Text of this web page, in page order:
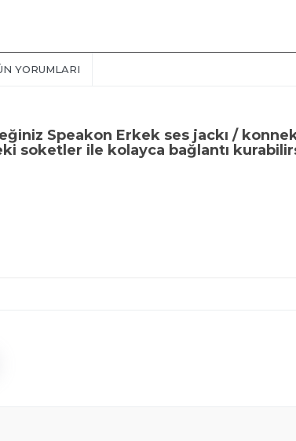
YORUMLARI
Speakon Erkek ses jackı /
soketler ile kolayca bağlantı